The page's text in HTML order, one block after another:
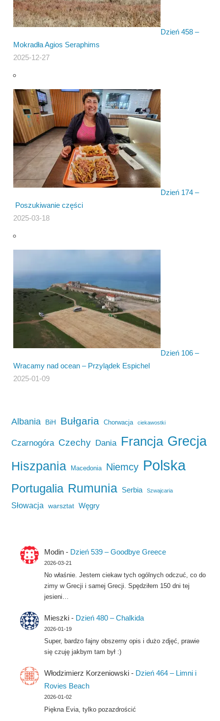
Dzień 458 –
Mokradła Agios Seraphims
2025-12-27
Dzień 174 –
Poszukiwanie części
2025-03-18
Dzień 106 –
Wracamy nad ocean – Przylądek Espichel
2025-01-09
Albania BiH Bułgaria Chorwacja ciekawostki
Czarnogóra Czechy Dania Francja Grecja
Hiszpania Macedonia Niemcy Polska
Portugalia Rumunia Serbia Szwajcaria
Słowacja warsztat Węgry
Modin - Dzień 539 – Goodbye Greece
2026-03-21
No właśnie. Jestem ciekaw tych ogólnych odczuć, co do
zimy w Grecji i samej Grecji. Spędziłem 150 dni tej
jesieni…
Mieszki - Dzień 480 – Chalkida
2026-01-19
Super, bardzo fajny obszerny opis i dużo zdjęć, prawie
się czuję jakbym tam był :)
Włodzimierz Korzeniowski - Dzień 464 – Limni i
Rovies Beach
2026-01-02
Piękna Evia, tylko pozazdrościć